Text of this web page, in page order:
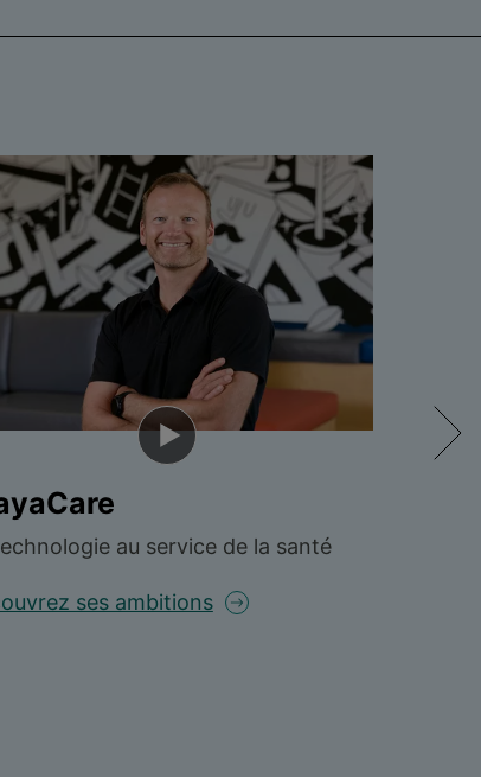
au service de la santé
ses ambitions